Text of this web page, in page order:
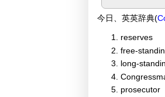
今日、英英辞典(
reserves
free-
long-
prosecutor